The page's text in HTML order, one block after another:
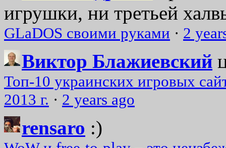
игрушки, ни третьей
GLaDOS своими руками · 2
Виктор Блажиевский
Топ-10 украинских игровых
2013 г. · 2 years ago
rensaro :)